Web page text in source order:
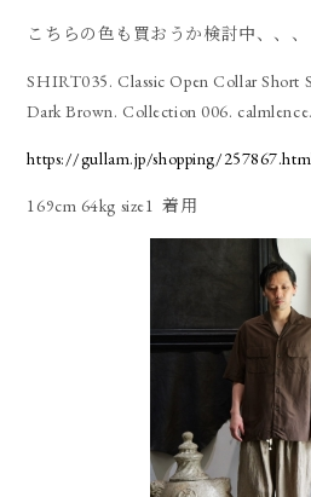
こちらの色も買おうか検討中、、、
SHIRT035. Classic Open Collar Short
Dark Brown. Collection 006. calmlence.
https://gullam.jp/shopping/
169cm 64kg size1 着用